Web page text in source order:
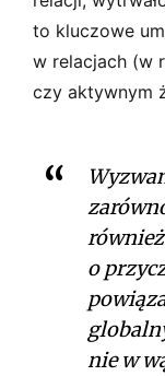
to kluczowe
w relacjach (w
czy aktywnym
o
nie w